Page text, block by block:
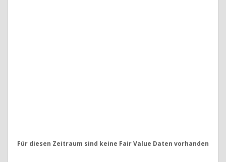
Für diesen Zeitraum sind keine Fair Value Daten vorhanden